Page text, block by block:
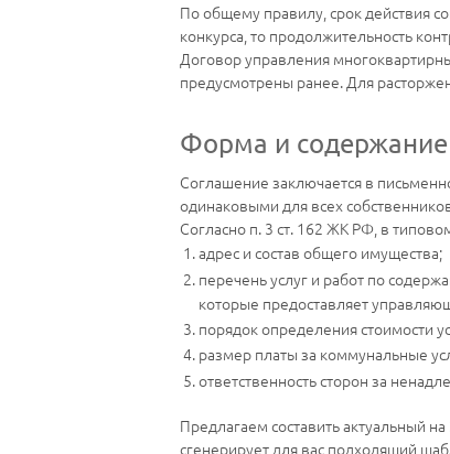
По общему правилу, срок действия
конкурса, то продолжительность
Договор управления
предусмотрены ранее. Для
Форма и
Соглашение заключается в
одинаковыми для всех
Согласно п. 3 ст. 162 ЖК РФ, в
адрес и состав общего имущества;
перечень услуг и работ по
которые предоставляет
порядок определения стоимости
размер платы за коммунальные
ответственность сторон за
Предлагаем составить актуальный
сгенерирует для вас подходящий